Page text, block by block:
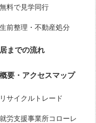
無料で見学同行
生前整理・不動産処分
までの流れ
要・アクセスマップ
リサイクルトレード
就労支援事業所コローレ